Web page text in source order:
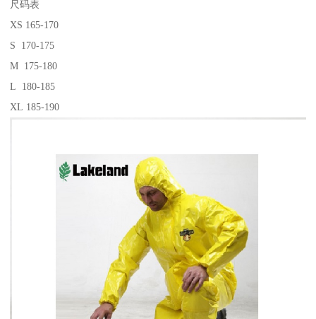
尺码表
XS 165-170
S 170-175
M 175-180
L 180-185
XL 185-190